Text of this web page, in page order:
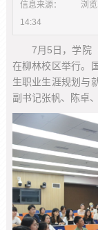
信息来源： 浏览
14:34
7月5日，学院
在柳林校区举行。
生职业生涯规划与
副书记张帆、陈卓